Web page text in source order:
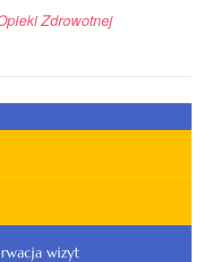
Zdrowotnej
wizyt